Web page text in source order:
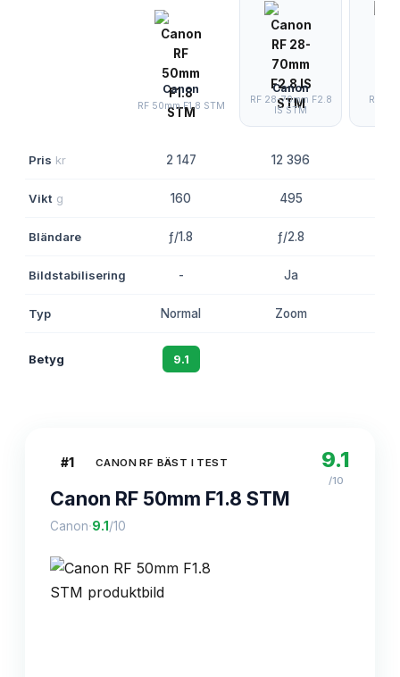
Canon
RF 50mm F1.8 STM
Canon
RF 28-70mm F2.8
IS STM
RF
Pris kr 2 147 12 396
Vikt g 160 495
Bländare ƒ/1.8 ƒ/2.8
Bildstabilisering - Ja
Typ Normal Zoom
Betyg 9.1
#1 CANON RF BÄST I TEST
Canon RF 50mm F1.8 STM
Canon·9.1 /10
9.1
/10